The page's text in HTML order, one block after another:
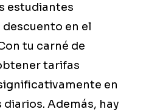
estudiantes
en el
tu carné de
tarifas
en
Además, hay